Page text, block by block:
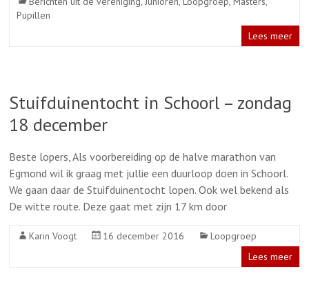
Pupillen
Lees meer
Stuifduinentocht in Schoorl – zondag
18 december
Beste lopers, Als voorbereiding op de halve marathon van
Egmond wil ik graag met jullie een duurloop doen in Schoorl.
We gaan daar de Stuifduinentocht lopen. Ook wel bekend als
De witte route. Deze gaat met zijn 17 km door
Karin Voogt 16 december 2016
Loopgroep
Lees meer